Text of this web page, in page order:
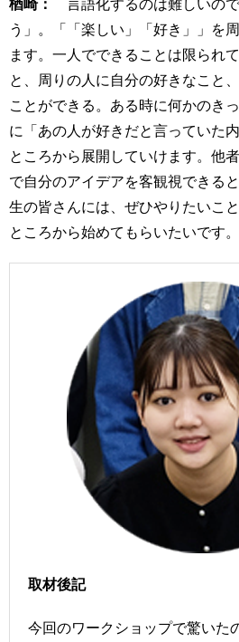
う」。「「楽しい」「好き」」を
ます。一人でできることは限られ
と、周りの人に自分の好きなこと
ことができる。ある時に何かのき
に「あの人が好きだと言っていた
ところから展開していけます。他
で自分のアイデアを客観視できる
生の皆さんには、ぜひやりたいこ
ところから始めてもらいたいです。
取材後記
今回のワークショップで驚いた